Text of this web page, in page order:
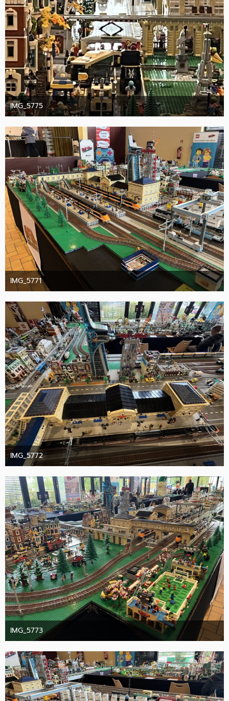
IMG_5775
10. Oktober 2025
IMG_5771
10. Oktober 2025
IMG_5772
10. Oktober 2025
IMG_5773
10. Oktober 2025